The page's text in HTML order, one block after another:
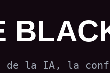
de la IA, la